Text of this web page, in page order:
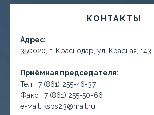
КОНТАКТЫ
Адрес:
350020, г. Краснодар, ул. Красная, 143
Приёмная председателя:
Тел. +7 (861) 255-46-37
Факс. +7 (861) 255-50-66
е-маil: ksps23@mail.ru